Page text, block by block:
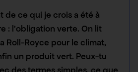
de ce qui je crois a été à
: l’obligation verte. On lit
Roll-Royce pour le climat,
un produit vert. Peux-tu
des termes simples, ce que